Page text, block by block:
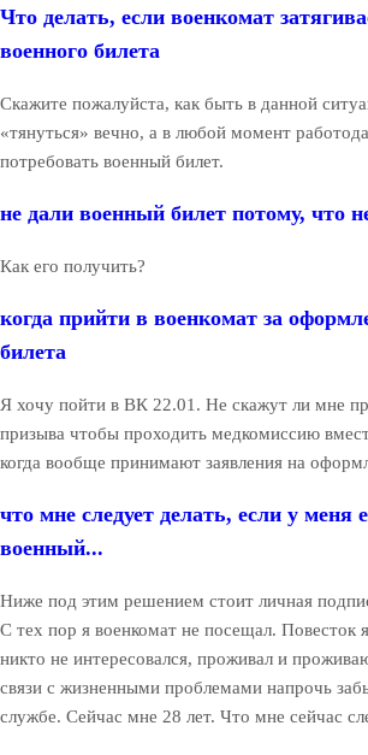
Что делать, если военкомат
военного билета
Скажите пожалуйста, как быть в данной
«тянуться» вечно, а в любой момент
потребовать военный билет.
не дали военный билет потому, что
Как его получить?
когда прийти в военкомат за
билета
Я хочу пойти в ВК 22.01. Не скажут ли мне
призыва чтобы проходить медкомиссию
когда вообще принимают заявления на
что мне следует делать, если у меня
военный...
Ниже под этим решением стоит личная
С тех пор я военкомат не посещал. Повесток
никто не интересовался, проживал и
связи с жизненными проблемами напрочь
службе. Сейчас мне 28 лет. Что мне сейчас